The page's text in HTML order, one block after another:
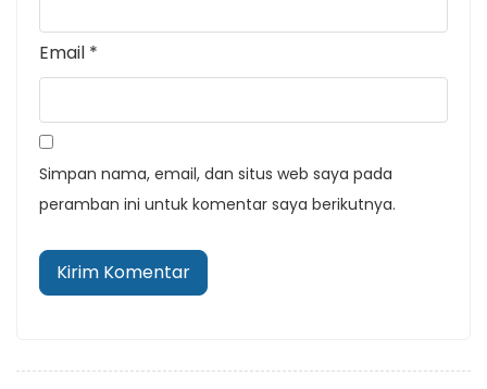
Email *
Simpan nama, email, dan situs web saya pada
peramban ini untuk komentar saya berikutnya.